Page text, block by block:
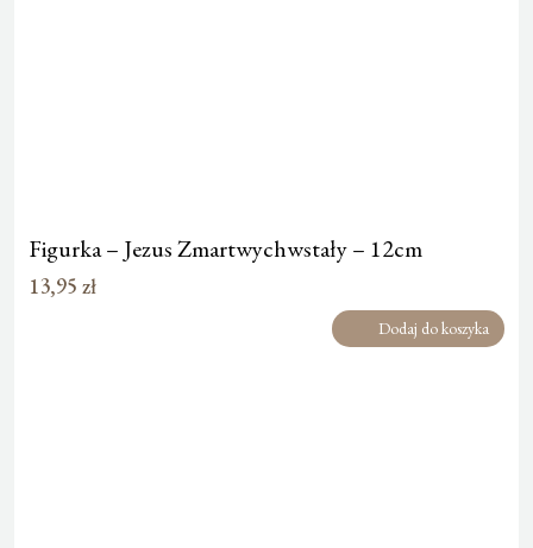
Figurka – Jezus Zmartwychwstały – 12cm
13,95 zł
Dodaj do koszyka